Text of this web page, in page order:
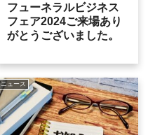
フューネラルビジネス
フェア2024ご来場あり
がとうございました。
ニュース